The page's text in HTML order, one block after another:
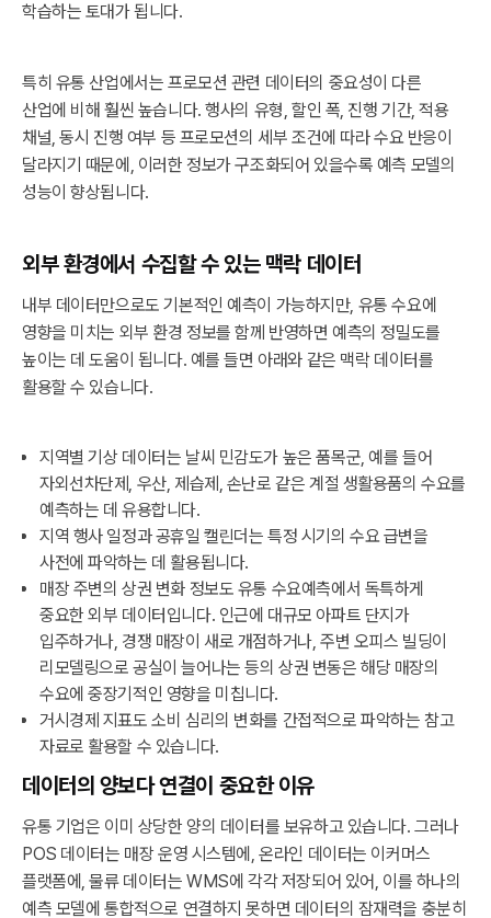
학습하는 토대가 됩니다.
특히 유통 산업에서는 프로모션 관련 데이터의 중요성이 다른
산업에 비해 훨씬 높습니다. 행사의 유형, 할인 폭, 진행 기간, 적용
채널, 동시 진행 여부 등 프로모션의 세부 조건에 따라 수요 반응이
달라지기 때문에, 이러한 정보가 구조화되어 있을수록 예측 모델의
성능이 향상됩니다.
외부 환경에서 수집할 수 있는 맥락 데이터
내부 데이터만으로도 기본적인 예측이 가능하지만, 유통 수요에
영향을 미치는 외부 환경 정보를 함께 반영하면 예측의 정밀도를
높이는 데 도움이 됩니다. 예를 들면 아래와 같은 맥락 데이터를
활용할 수 있습니다.
지역별 기상 데이터는 날씨 민감도가 높은 품목군, 예를 들어
자외선차단제, 우산, 제습제, 손난로 같은 계절 생활용품의 수요를
예측하는 데 유용합니다.
지역 행사 일정과 공휴일 캘린더는 특정 시기의 수요 급변을
사전에 파악하는 데 활용됩니다.
매장 주변의 상권 변화 정보도 유통 수요예측에서 독특하게
중요한 외부 데이터입니다. 인근에 대규모 아파트 단지가
입주하거나, 경쟁 매장이 새로 개점하거나, 주변 오피스 빌딩이
리모델링으로 공실이 늘어나는 등의 상권 변동은 해당 매장의
수요에 중장기적인 영향을 미칩니다.
거시경제 지표도 소비 심리의 변화를 간접적으로 파악하는 참고
자료로 활용할 수 있습니다.
데이터의 양보다 연결이 중요한 이유
유통 기업은 이미 상당한 양의 데이터를 보유하고 있습니다. 그러나
POS 데이터는 매장 운영 시스템에, 온라인 데이터는 이커머스
플랫폼에, 물류 데이터는 WMS에 각각 저장되어 있어, 이를 하나의
예측 모델에 통합적으로 연결하지 못하면 데이터의 잠재력을 충분히